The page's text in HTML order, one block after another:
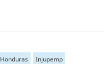
Honduras Injupemp